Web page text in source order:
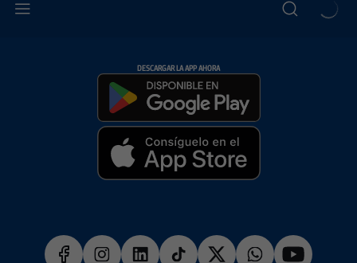
DESCARGAR LA APP AHORA